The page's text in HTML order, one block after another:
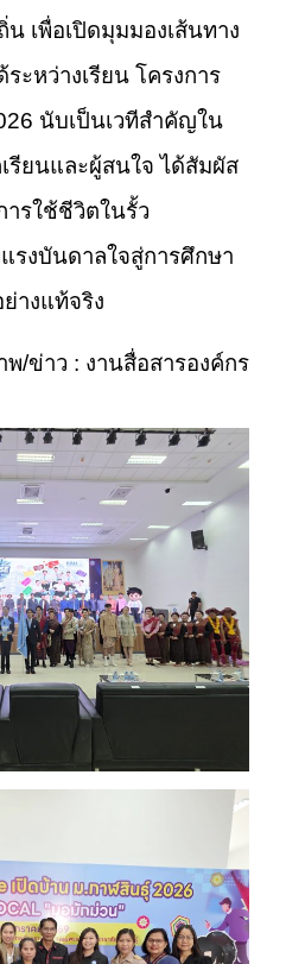
เพื่อเปิดมุมมองเส้นทาง
ะหว่างเรียน โครงการ
นับเป็นเวทีสำคัญใน
รียนและผู้สนใจ ได้สัมผัส
ารใช้ชีวิตในรั้ว
รงบันดาลใจสู่การศึกษา
างแท้จริง
พ/ข่าว : งานสื่อสารองค์กร